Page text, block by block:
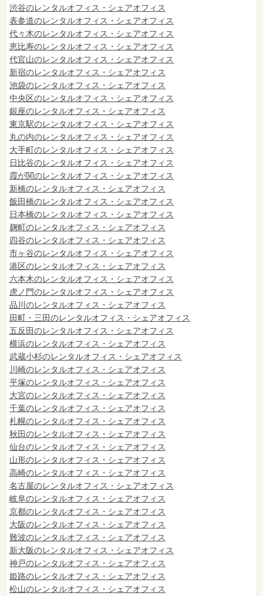
渋谷のレンタルオフィス・シェアオフィス
表参道のレンタルオフィス・シェアオフィス
代々木のレンタルオフィス・シェアオフィス
恵比寿のレンタルオフィス・シェアオフィス
代官山のレンタルオフィス・シェアオフィス
新宿のレンタルオフィス・シェアオフィス
池袋のレンタルオフィス・シェアオフィス
中央区のレンタルオフィス・シェアオフィス
銀座のレンタルオフィス・シェアオフィス
東京駅のレンタルオフィス・シェアオフィス
丸の内のレンタルオフィス・シェアオフィス
大手町のレンタルオフィス・シェアオフィス
日比谷のレンタルオフィス・シェアオフィス
霞が関のレンタルオフィス・シェアオフィス
新橋のレンタルオフィス・シェアオフィス
飯田橋のレンタルオフィス・シェアオフィス
日本橋のレンタルオフィス・シェアオフィス
麹町のレンタルオフィス・シェアオフィス
四谷のレンタルオフィス・シェアオフィス
市ヶ谷のレンタルオフィス・シェアオフィス
港区のレンタルオフィス・シェアオフィス
六本木のレンタルオフィス・シェアオフィス
虎ノ門のレンタルオフィス・シェアオフィス
品川のレンタルオフィス・シェアオフィス
田町・三田のレンタルオフィス・シェアオフィス
五反田のレンタルオフィス・シェアオフィス
横浜のレンタルオフィス・シェアオフィス
武蔵小杉のレンタルオフィス・シェアオフィス
川崎のレンタルオフィス・シェアオフィス
平塚のレンタルオフィス・シェアオフィス
大宮のレンタルオフィス・シェアオフィス
千葉のレンタルオフィス・シェアオフィス
札幌のレンタルオフィス・シェアオフィス
秋田のレンタルオフィス・シェアオフィス
仙台のレンタルオフィス・シェアオフィス
山形のレンタルオフィス・シェアオフィス
高崎のレンタルオフィス・シェアオフィス
名古屋のレンタルオフィス・シェアオフィス
岐阜のレンタルオフィス・シェアオフィス
京都のレンタルオフィス・シェアオフィス
大阪のレンタルオフィス・シェアオフィス
難波のレンタルオフィス・シェアオフィス
新大阪のレンタルオフィス・シェアオフィス
神戸のレンタルオフィス・シェアオフィス
姫路のレンタルオフィス・シェアオフィス
松山のレンタルオフィス・シェアオフィス